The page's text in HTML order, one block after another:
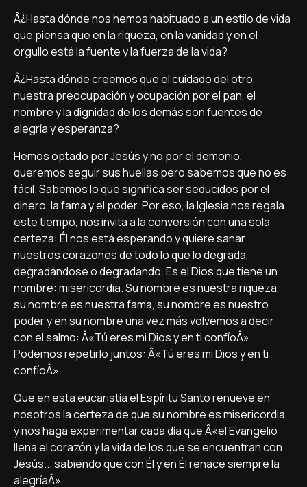
Â¿Hasta dónde nos hemos habituado a un estilo de vida
que piensa que en la riqueza, en la vanidad y en el
orgullo está la fuente y la fuerza de la vida?
Â¿Hasta dónde creemos que el cuidado del otro,
nuestra preocupación y ocupación por el pan, el
nombre y la dignidad de los demás son fuentes de
alegrí­a y esperanza?
Hemos optado por Jesús y no por el demonio,
queremos seguir sus huellas pero sabemos que no es
fácil. Sabemos lo que significa ser seducidos por el
dinero, la fama y el poder. Por eso, la Iglesia nos regala
este tiempo, nos invita a la conversión con una sola
certeza: Él nos está esperando y quiere sanar
nuestros corazones de todo lo que lo degrada,
degradándose o degradando. Es el Dios que tiene un
nombre: misericordia. Su nombre es nuestra riqueza,
su nombre es nuestra fama, su nombre es nuestro
poder y en su nombre una vez más volvemos a decir
con el salmo: Â«Tú eres mi Dios y en ti confí­oÂ».
Podemos repetirlo juntos: Â«Tú eres mi Dios y en ti
confí­oÂ».
Que en esta eucaristí­a el Espí­ritu Santo renueve en
nosotros la certeza de que su nombre es misericordia,
y nos haga experimentar cada dí­a que Â«el Evangelio
llena el corazón y la vida de los que se encuentran con
Jesús... sabiendo que con Él y en Él renace siempre la
alegrí­aÂ».